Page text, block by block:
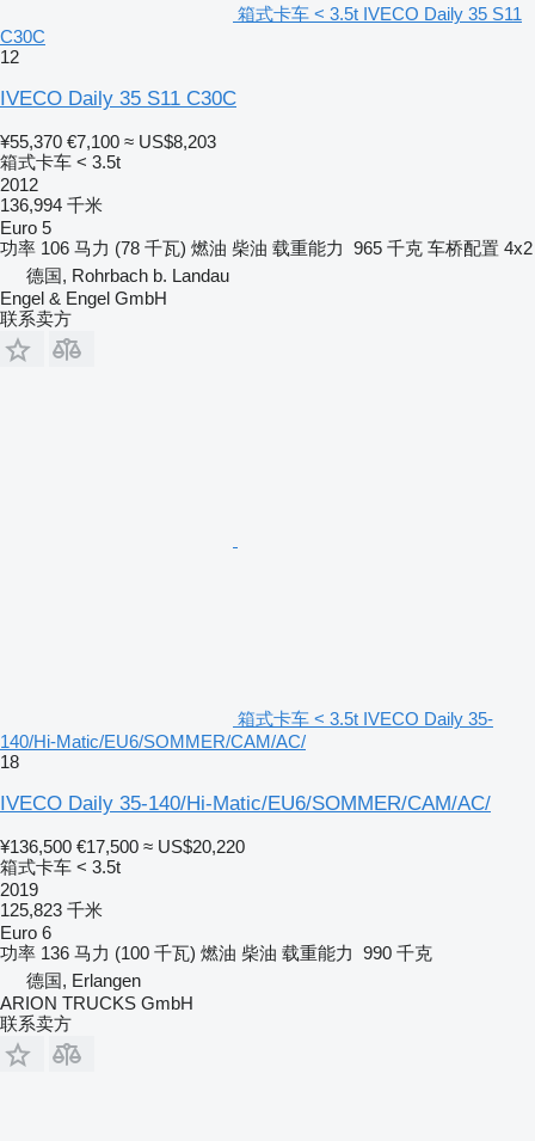
箱式卡车 < 3.5t IVECO Daily 35 S11
C30C
12
IVECO Daily 35 S11 C30C
¥55,370 €7,100 ≈ US$8,203
箱式卡车 < 3.5t
2012
136,994 千米
Euro 5
功率 106 马力 (78 千瓦) 燃油 柴油 载重能力 965 千克 车桥配置 4x2
德国, Rohrbach b. Landau
Engel & Engel GmbH
联系卖方
箱式卡车 < 3.5t IVECO Daily 35-
140/Hi-Matic/EU6/SOMMER/CAM/AC/
18
IVECO Daily 35-140/Hi-Matic/EU6/SOMMER/CAM/AC/
¥136,500 €17,500 ≈ US$20,220
箱式卡车 < 3.5t
2019
125,823 千米
Euro 6
功率 136 马力 (100 千瓦) 燃油 柴油 载重能力 990 千克
德国, Erlangen
ARION TRUCKS GmbH
联系卖方